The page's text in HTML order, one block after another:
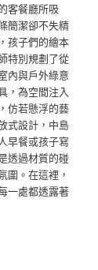
客餐廳所吸
簡潔卻不失精
孩子們的繪本
特別規劃了從
內與戶外綠意
，為空間注入
仿若懸浮的藝
式設計，中島
早餐或孩子寫
透過材質的碰
圍。在這裡，
一處都透露著